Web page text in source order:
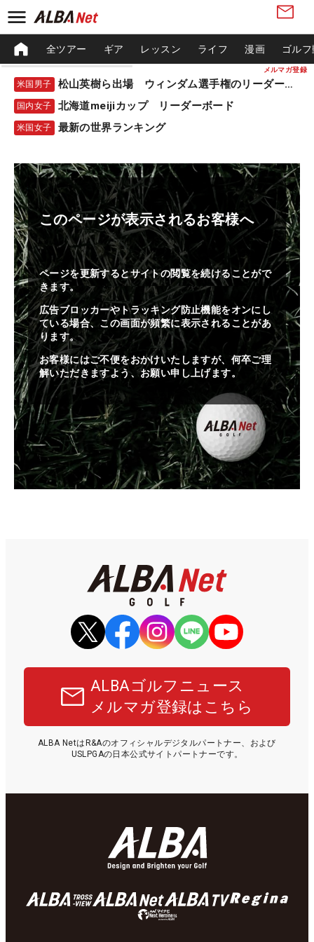
メルマガ登録
全ツアー ギア レッスン ライフ 漫画 ゴル
米国男子 松山英樹ら出場 ウィンダム選手権のリーダーボード
国内女子 北海道meijiカップ リーダーボード
米国女子 最新の世界ランキング
このページが表示されるお客様へ
ページを更新するとサイトの閲覧を続けることがで
きます。
広告ブロッカーやトラッキング防止機能をオンにし
ている場合、この画面が頻繁に表示されることがあ
ります。
お客様にはご不便をおかけいたしますが、何卒ご理
解いただきますよう、お願い申し上げます。
ALBAゴルフニュース
メルマガ登録はこちら
ALBA NetはR&Aのオフィシャルデジタルパートナー、および
USLPGAの日本公式サイトパートナーです。